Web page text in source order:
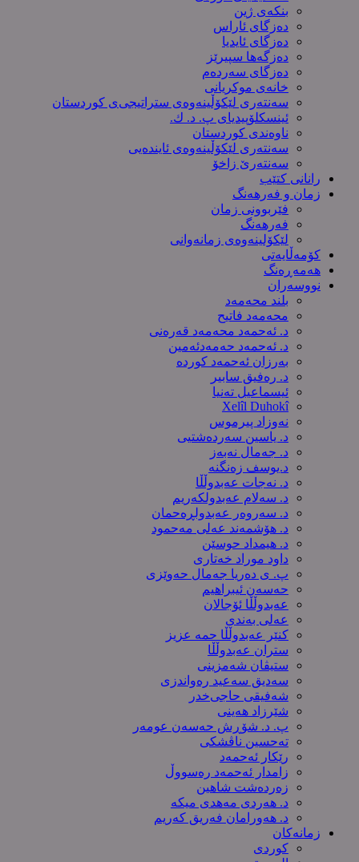
بنکەی ژین
دەزگای ئاراس
دەزگای ئایدیا
دەزگەها سپیرێز
دەزگای سەردەم
خانەی موکریانی
سەنتەری لێكۆڵینەوەی ستراتیجی‌ی كوردستان
ئینسکلۆپیدیای پ. د. ك.
ناوەندی کوردستان
سەنتەری لێکۆڵینەوەى ئایندەیی
سەنتەرێ زاخۆ
رانانی کتێب
زمان و فەرهەنگ
فێربوونی زمان
فەرهەنگ
لێکۆلینەوەی زمانەوانی
کۆمەڵایەتی
هەمەڕەنگ
نووسەران
بلند محەمەد
محەمەد فاتیح
د. ئەحمەد محەمەد قەرەنی
د. ئەحمەد حەمەدئەمین
بەرزان ئەحمەد کورده
د. رەفیق سابیر
ئیسماعیل تەنیا
Xelîl Duhokî
نەوزاد پیرموس
د. یاسین سەردەشتیی
د. جەمال نەبەز
د.یوسف زه‌نگنه‌
د. نەجات عەبدوڵڵا
د. سەلام عەبدولكەریم
د. سەروەر عەبدولڕەحمان
د. هۆشمەند عەلی مەحمود
د. هیمداد حوسێن
داود موراد خەتاری
پ. ی دەریا جەمال حەوێزی
حەسەن ئیبراهیم
عەبدوڵڵا ئۆجالان
عەلی بەندی
کنێر عەبدوڵڵا حمە عزیز
ستران عەبدوڵڵا
ستیڤان شەمزینی
سەدیق سەعید رەواندزی
شه‌فیقی حاجی‌خدر
شێرزاد هەینی
پ. د. شۆڕش حەسەن عومەر
تەحسین ناڤشکی
رێکار ئەحمەد
زامدار ئەحمەد رەسووڵ
زه‌رده‌شت شاهین
د. هەردی مەهدی میکە
د. هەورامان فەریق كەریم
زمانەکان
کوردی